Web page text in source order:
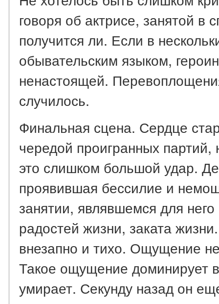
говоря об актрисе, занятой в
получится ли. Если в
обывательским языком,
ненастоящей.
случилось.
Финальная сцена. Сердце
чередой проигранных
это слишком большой удар.
проявившая бессилие и
занятии, являвшемся для
радостей жизни, заката
внезапно и тихо. Ощущение
Такое ощущение доминирует
умирает. Секунду назад он